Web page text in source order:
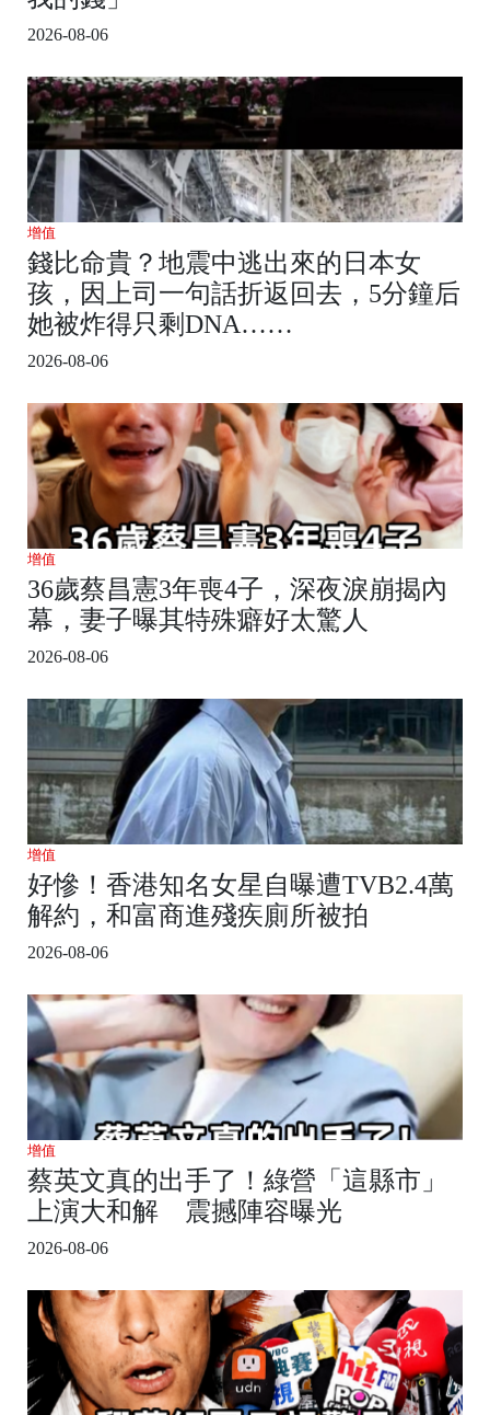
2026-08-06
增值
錢比命貴？地震中逃出來的日本女
孩，因上司一句話折返回去，5分鐘后
她被炸得只剩DNA……
2026-08-06
增值
36歲蔡昌憲3年喪4子，深夜淚崩揭內
幕，妻子曝其特殊癖好太驚人
2026-08-06
增值
好慘！香港知名女星自曝遭TVB2.4萬
解約，和富商進殘疾廁所被拍
2026-08-06
增值
蔡英文真的出手了！綠營「這縣市」
上演大和解 震撼陣容曝光
2026-08-06